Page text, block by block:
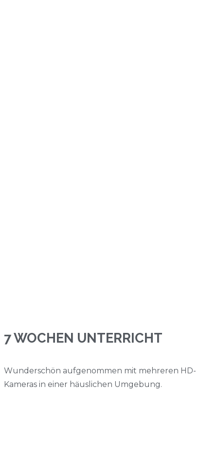
7 WOCHEN UNTERRICHT
Wunderschön aufgenommen mit mehreren HD-
Kameras in einer häuslichen Umgebung.